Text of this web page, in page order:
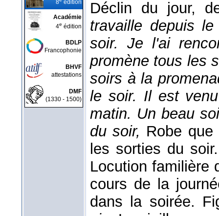
8
édition
Académie
4e édition
BDLP
Francophonie
BHVF
attestations
DMF
(1330 - 1500)
Déclin du jour,
travaille depuis
soir. Je l'ai
promène tous les
soirs à la
le soir. Il est
matin. Un beau
du soir, Robe
les sorties du
Locution familière
cours de la
dans la soirée.